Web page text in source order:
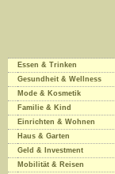
Essen & Trinken
Gesundheit & Wellness
Mode & Kosmetik
Familie & Kind
Einrichten & Wohnen
Haus & Garten
Geld & Investment
Mobilität & Reisen